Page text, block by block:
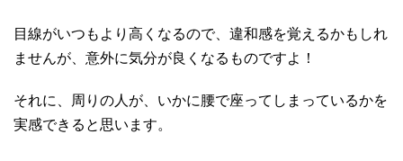
目線がいつもより高くなるので、違和感を覚えるかもしれ
ませんが、意外に気分が良くなるものですよ！
それに、周りの人が、いかに腰で座ってしまっているかを
実感できると思います。